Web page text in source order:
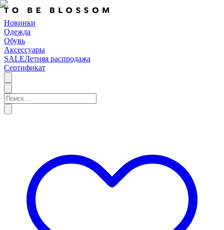
Новинки
Одежда
Обувь
Аксессуары
SALEЛетняя распродажа
Сертификат